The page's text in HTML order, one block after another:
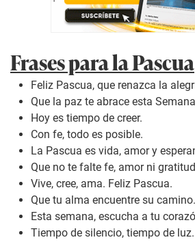
Frases para la Pascua
Feliz Pascua, que renazca la
Que la paz te abrace esta
Hoy es tiempo de creer.
Con fe, todo es posible.
La Pascua es vida, amor y
Que no te falte fe, amor ni
Vive, cree, ama. Feliz Pascua.
Que tu alma encuentre su camino.
Esta semana, escucha a tu
Tiempo de silencio, tiempo de luz.